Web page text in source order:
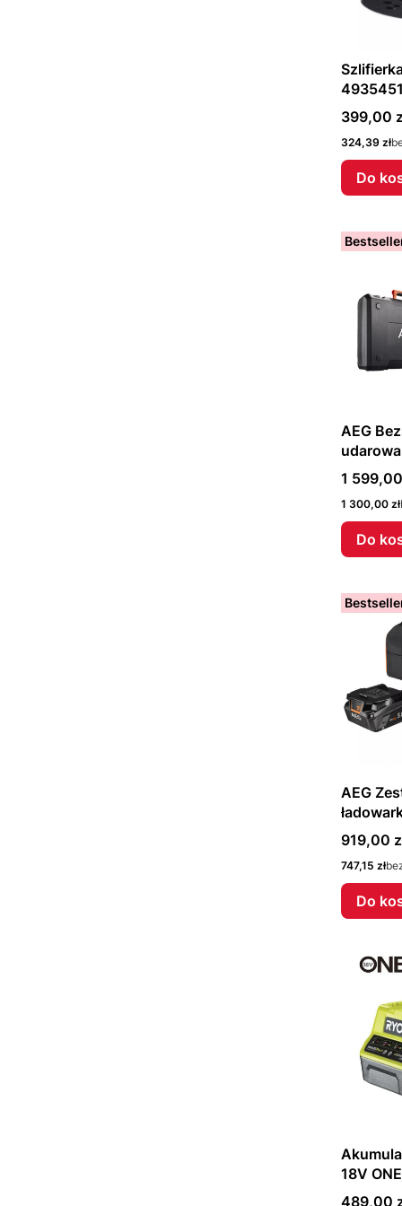
Cena
399,00
Cena
324,39 zł
Do
AEG
Cena
1 599,00
Cena
1 300,00 zł
Do
AEG
Cena
919,00
Cena
747,15 zł
Do
18V
Cena
489,00